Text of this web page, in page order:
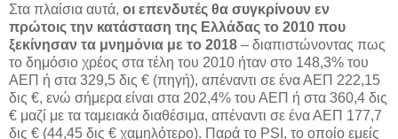
Στα πλαίσια αυτά, οι επενδυτές θα συγκρίνουν εν
πρώτοις την κατάσταση της Ελλάδας το 2010 που
ξεκίνησαν τα μνημόνια με το 2018 – διαπιστώνοντας πως
το δημόσιο χρέος στα τέλη του 2010 ήταν στο 148,3% του
ΑΕΠ ή στα 329,5 δις € (πηγή), απέναντι σε ένα ΑΕΠ 222,15
δις €, ενώ σήμερα είναι στα 202,4% του ΑΕΠ ή στα 360,4 δις
€ μαζί με τα ταμειακά διαθέσιμα, απέναντι σε ένα ΑΕΠ 177,7
δις € (44,45 δις € χαμηλότερο). Παρά το PSI, το οποίο εμείς